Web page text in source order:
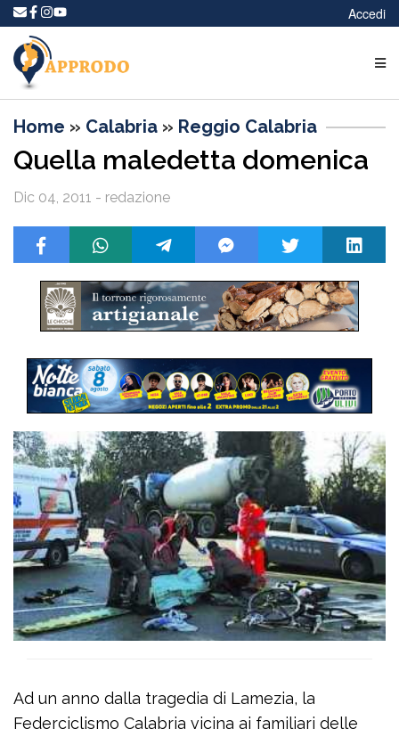
Accedi
Home » Calabria » Reggio Calabria
Quella maledetta domenica
Dic 04, 2011 - redazione
Ad un anno dalla tragedia di Lamezia, la
Federciclismo Calabria vicina ai familiari delle